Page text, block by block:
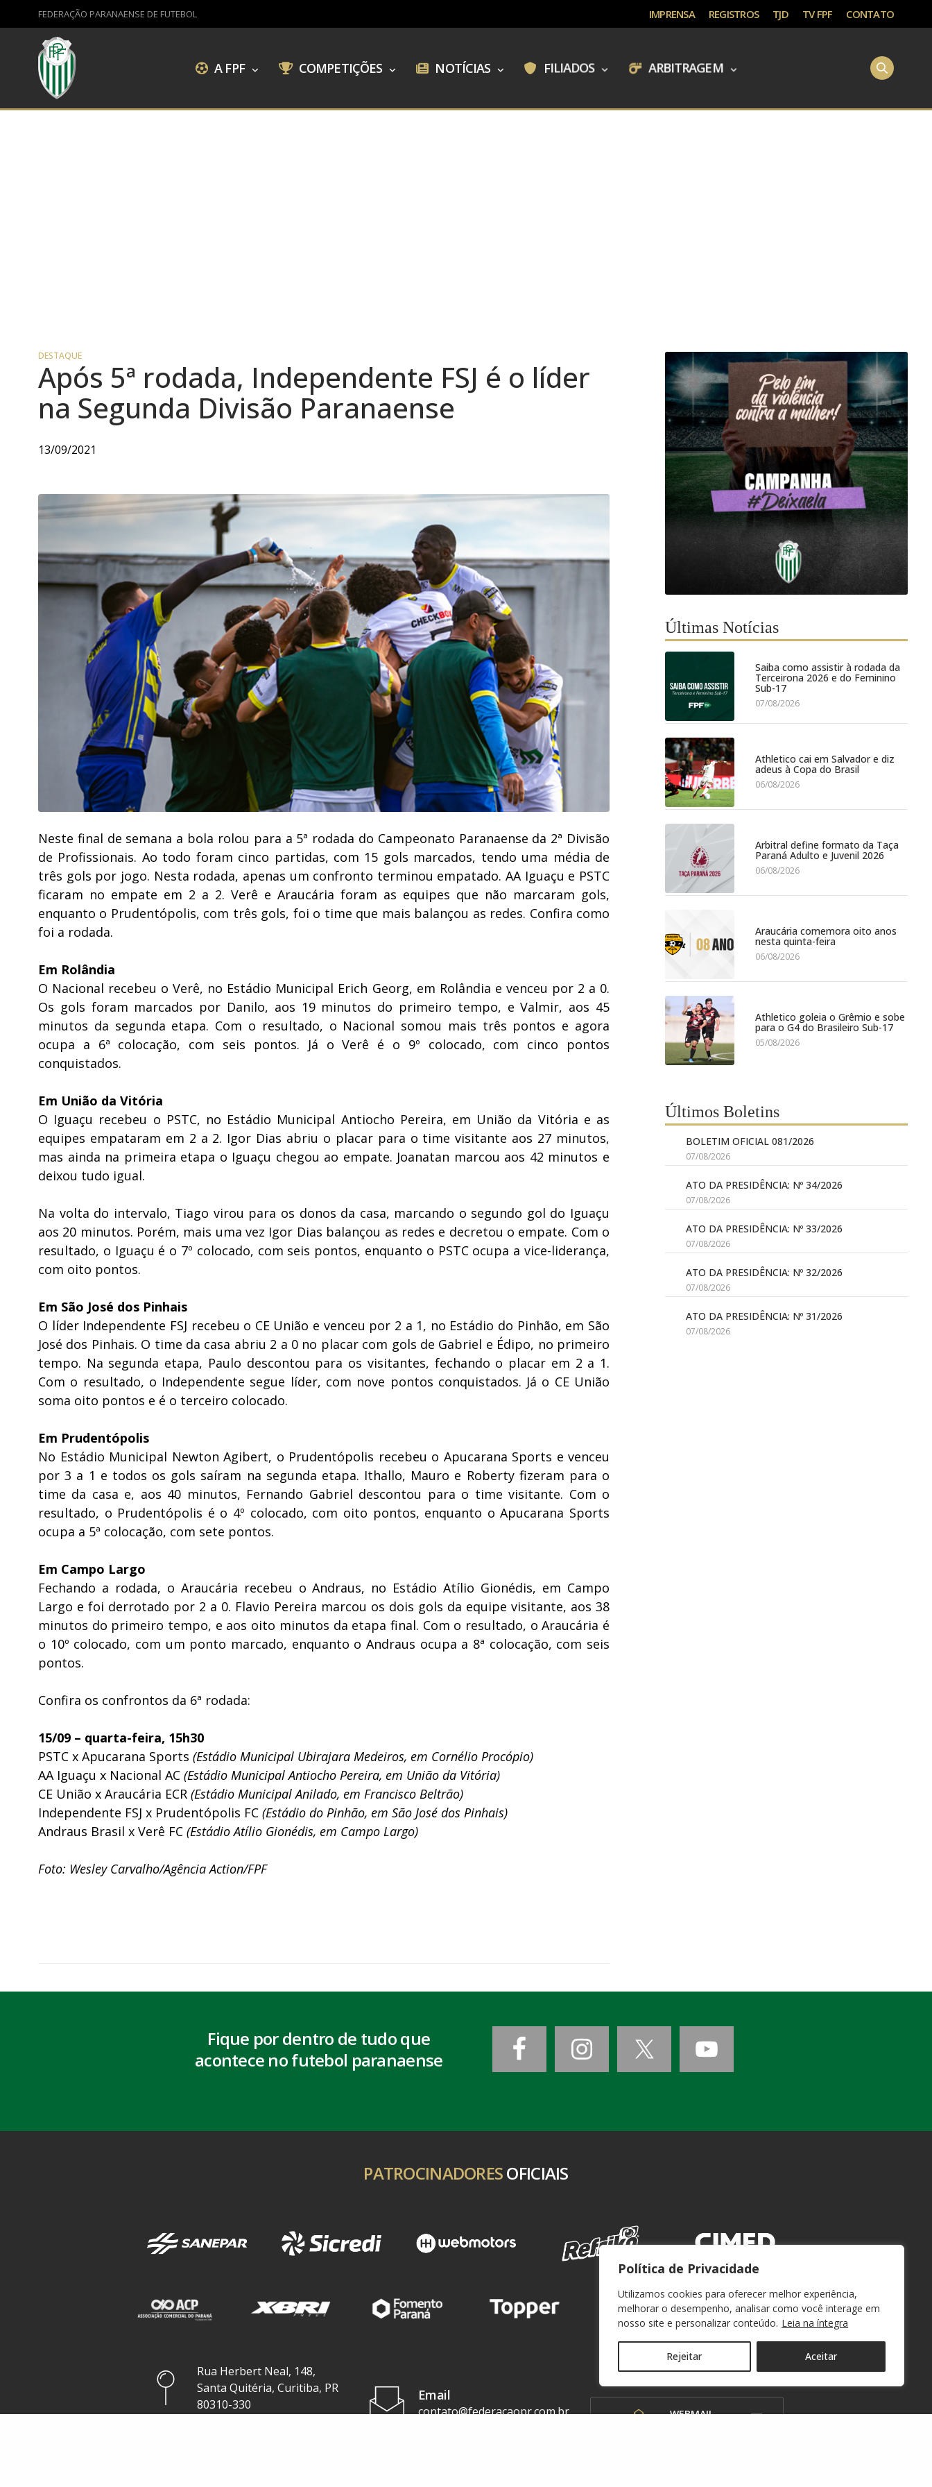
Política de Privacidade
Utilizamos cookies para oferecer melhor experiência,
melhorar o desempenho, analisar como você interage em
nosso site e personalizar conteúdo. Leia na íntegra
Rejeitar Aceitar
FEDERAÇÃO PARANAENSE DE FUTEBOL IMPRENSA REGISTROS TJD TV FPF CONTATO
A FPF COMPETIÇÕES NOTÍCIAS FILIADOS ARBITRAGEM
DESTAQUE
Após 5ª rodada, Independente FSJ é o líder
na Segunda Divisão Paranaense
13/09/2021
Neste final de semana a bola rolou para a 5ª rodada do Campeonato Paranaense da 2ª Divisão
de Profissionais. Ao todo foram cinco partidas, com 15 gols marcados, tendo uma média de
três gols por jogo. Nesta rodada, apenas um confronto terminou empatado. AA Iguaçu e PSTC
ficaram no empate em 2 a 2. Verê e Araucária foram as equipes que não marcaram gols,
enquanto o Prudentópolis, com três gols, foi o time que mais balançou as redes. Confira como
foi a rodada.
Em Rolândia
O Nacional recebeu o Verê, no Estádio Municipal Erich Georg, em Rolândia e venceu por 2 a 0.
Os gols foram marcados por Danilo, aos 19 minutos do primeiro tempo, e Valmir, aos 45
minutos da segunda etapa. Com o resultado, o Nacional somou mais três pontos e agora
ocupa a 6ª colocação, com seis pontos. Já o Verê é o 9º colocado, com cinco pontos
conquistados.
Em União da Vitória
O Iguaçu recebeu o PSTC, no Estádio Municipal Antiocho Pereira, em União da Vitória e as
equipes empataram em 2 a 2. Igor Dias abriu o placar para o time visitante aos 27 minutos,
mas ainda na primeira etapa o Iguaçu chegou ao empate. Joanatan marcou aos 42 minutos e
deixou tudo igual.
Na volta do intervalo, Tiago virou para os donos da casa, marcando o segundo gol do Iguaçu
aos 20 minutos. Porém, mais uma vez Igor Dias balançou as redes e decretou o empate. Com o
resultado, o Iguaçu é o 7º colocado, com seis pontos, enquanto o PSTC ocupa a vice-liderança,
com oito pontos.
Em São José dos Pinhais
O líder Independente FSJ recebeu o CE União e venceu por 2 a 1, no Estádio do Pinhão, em São
José dos Pinhais. O time da casa abriu 2 a 0 no placar com gols de Gabriel e Édipo, no primeiro
tempo. Na segunda etapa, Paulo descontou para os visitantes, fechando o placar em 2 a 1.
Com o resultado, o Independente segue líder, com nove pontos conquistados. Já o CE União
soma oito pontos e é o terceiro colocado.
Em Prudentópolis
No Estádio Municipal Newton Agibert, o Prudentópolis recebeu o Apucarana Sports e venceu
por 3 a 1 e todos os gols saíram na segunda etapa. Ithallo, Mauro e Roberty fizeram para o
time da casa e, aos 40 minutos, Fernando Gabriel descontou para o time visitante. Com o
resultado, o Prudentópolis é o 4º colocado, com oito pontos, enquanto o Apucarana Sports
ocupa a 5ª colocação, com sete pontos.
Em Campo Largo
Fechando a rodada, o Araucária recebeu o Andraus, no Estádio Atílio Gionédis, em Campo
Largo e foi derrotado por 2 a 0. Flavio Pereira marcou os dois gols da equipe visitante, aos 38
minutos do primeiro tempo, e aos oito minutos da etapa final. Com o resultado, o Araucária é
o 10º colocado, com um ponto marcado, enquanto o Andraus ocupa a 8ª colocação, com seis
pontos.
Confira os confrontos da 6ª rodada:
15/09 – quarta-feira, 15h30
PSTC x Apucarana Sports (Estádio Municipal Ubirajara Medeiros, em Cornélio Procópio)
AA Iguaçu x Nacional AC (Estádio Municipal Antiocho Pereira, em União da Vitória)
CE União x Araucária ECR (Estádio Municipal Anilado, em Francisco Beltrão)
Independente FSJ x Prudentópolis FC (Estádio do Pinhão, em São José dos Pinhais)
Andraus Brasil x Verê FC (Estádio Atílio Gionédis, em Campo Largo)
Foto: Wesley Carvalho/Agência Action/FPF
Últimas Notícias
Saiba como assistir à rodada da
Terceirona 2026 e do Feminino
Sub-17
07/08/2026
Athletico cai em Salvador e diz
adeus à Copa do Brasil
06/08/2026
Arbitral define formato da Taça
Paraná Adulto e Juvenil 2026
06/08/2026
Araucária comemora oito anos
nesta quinta-feira
06/08/2026
Athletico goleia o Grêmio e sobe
para o G4 do Brasileiro Sub-17
05/08/2026
Últimos Boletins
BOLETIM OFICIAL 081/2026
07/08/2026
ATO DA PRESIDÊNCIA: Nº 34/2026
07/08/2026
ATO DA PRESIDÊNCIA: Nº 33/2026
07/08/2026
ATO DA PRESIDÊNCIA: Nº 32/2026
07/08/2026
ATO DA PRESIDÊNCIA: Nº 31/2026
07/08/2026
Fique por dentro de tudo que
acontece no futebol paranaense
PATROCINADORESOFICIAIS
Rua Herbert Neal, 148,
Santa Quitéria, Curitiba, PR
80310-330
Email
contato@federacaopr.com.br WEBMAIL